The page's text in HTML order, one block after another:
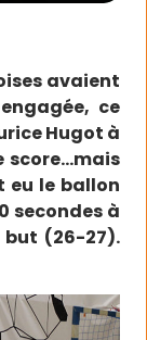
avaient
ce
Hugot à
score…mais
eu le ballon
secondes à
but (26-27).